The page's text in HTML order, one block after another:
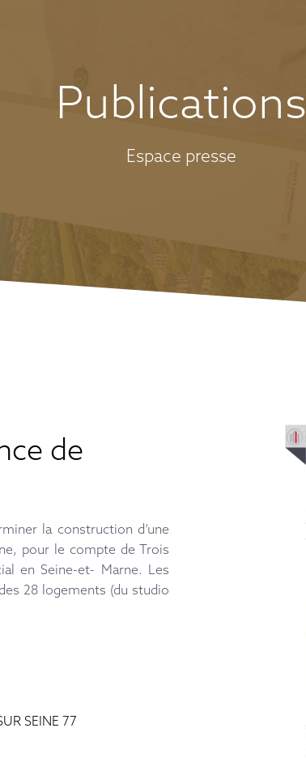
Publications
Espace presse
de
la construction d’une
pour le compte de Trois
en Seine-et- Marne. Les
28 logements (du studio
SEINE 77